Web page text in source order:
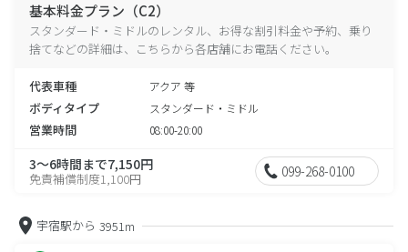
基本料金プラン（C2）
スタンダード・ミドルのレンタル、お得な割引料金や予約、乗り
捨てなどの詳細は、こちらから各店舗にお電話ください。
代表車種 アクア 等
ボディタイプ スタンダード・ミドル
営業時間 08:00-20:00
3～6時間まで7,150円
免責補償制度1,100円 099-268-0100
宇宿駅から 3951m